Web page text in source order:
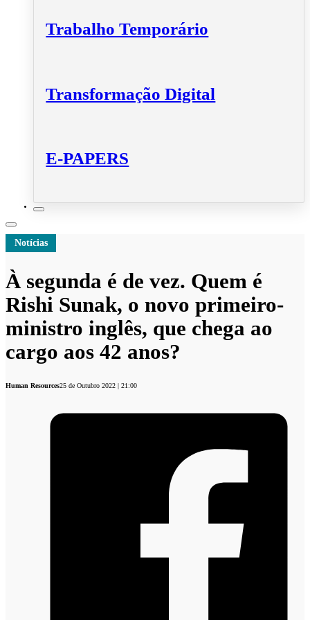
Trabalho Temporário
Transformação Digital
E-PAPERS
Notícias
À segunda é de vez. Quem é
Rishi Sunak, o novo primeiro-
ministro inglês, que chega ao
cargo aos 42 anos?
Human Resources25 de Outubro 2022 | 21:00